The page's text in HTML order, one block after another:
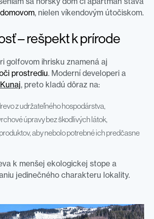
, nielen víkendovým útočiskom.
– rešpekt k prírode
golfovom ihrisku znamená aj
prostrediu. Moderní developeri a
Kunaj, preto kladú dôraz na:
z udržateľného hospodárstva,
úpravy bez škodlivých látok,
aby nebolo potrebné ich predčasne
k menšej ekologickej stope a
jedinečného charakteru lokality.